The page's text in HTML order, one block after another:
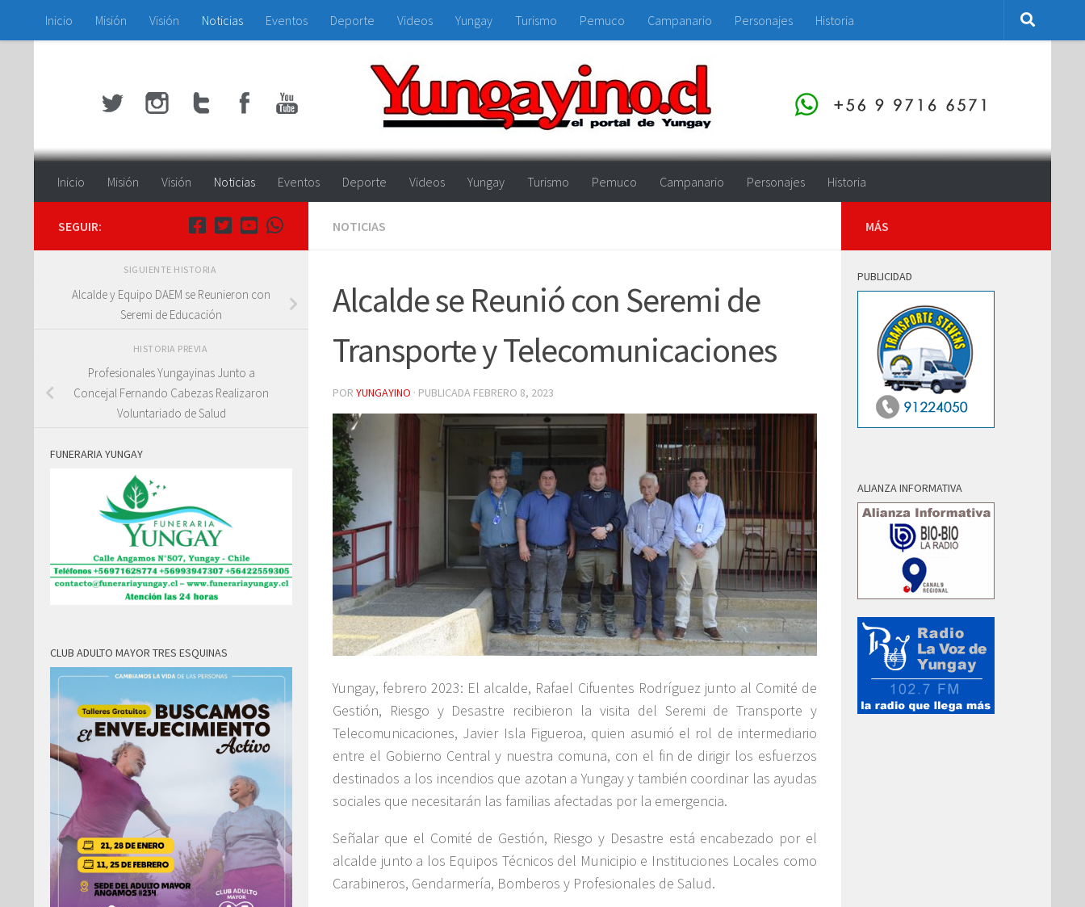
Saltar al contenido
Inicio Misión Visión Noticias Eventos Deporte Videos Yungay Turismo Pemuco Campanario Personajes Historia
Inicio Misión Visión Noticias Eventos Deporte Videos Yungay Turismo Pemuco Campanario Personajes Historia
NOTICIAS
Alcalde se Reunió con Seremi de
Transporte y Telecomunicaciones
POR YUNGAYINO · PUBLICADA FEBRERO 8, 2023
Yungay, febrero 2023: El alcalde, Rafael Cifuentes Rodríguez junto al Comité de
Gestión, Riesgo y Desastre recibieron la visita del Seremi de Transporte y
Telecomunicaciones, Javier Isla Figueroa, quien asumió el rol de intermediario
entre el Gobierno Central y nuestra comuna, con el fin de dirigir los esfuerzos
destinados a los incendios que azotan a Yungay y también coordinar las ayudas
sociales que necesitarán las familias afectadas por la emergencia.
Señalar que el Comité de Gestión, Riesgo y Desastre está encabezado por el
alcalde junto a los Equipos Técnicos del Municipio e Instituciones Locales como
Carabineros, Gendarmería, Bomberos y Profesionales de Salud.
SEGUIR:
SIGUIENTE HISTORIA
Alcalde y Equipo DAEM se Reunieron con
Seremi de Educación
HISTORIA PREVIA
Profesionales Yungayinas Junto a
Concejal Fernando Cabezas Realizaron
Voluntariado de Salud
FUNERARIA YUNGAY
CLUB ADULTO MAYOR TRES ESQUINAS
MÁS
PUBLICIDAD
ALIANZA INFORMATIVA